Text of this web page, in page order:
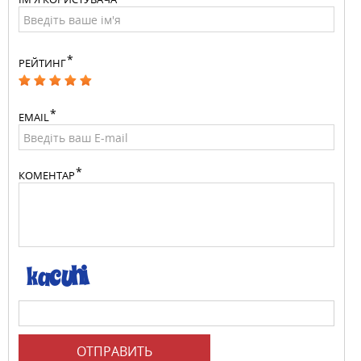
РЕЙТИНГ
EMAIL
КОМЕНТАР
ОТПРАВИТЬ